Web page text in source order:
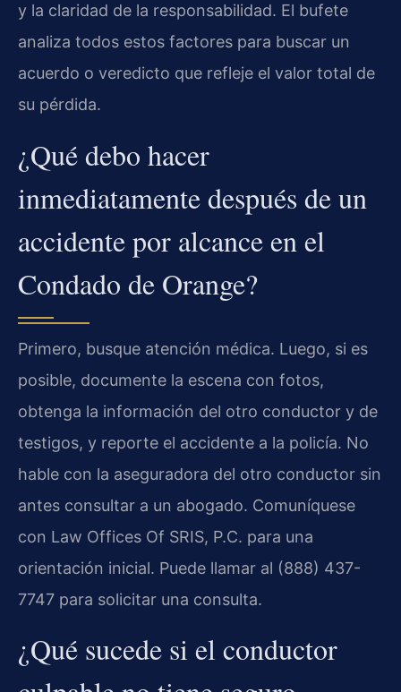
y la claridad de la responsabilidad. El bufete
analiza todos estos factores para buscar un
acuerdo o veredicto que refleje el valor total de
su pérdida.
¿Qué debo hacer
inmediatamente después de un
accidente por alcance en el
Condado de Orange?
Primero, busque atención médica. Luego, si es
posible, documente la escena con fotos,
obtenga la información del otro conductor y de
testigos, y reporte el accidente a la policía. No
hable con la aseguradora del otro conductor sin
antes consultar a un abogado. Comuníquese
con Law Offices Of SRIS, P.C. para una
orientación inicial. Puede llamar al (888) 437-
7747 para solicitar una consulta.
¿Qué sucede si el conductor